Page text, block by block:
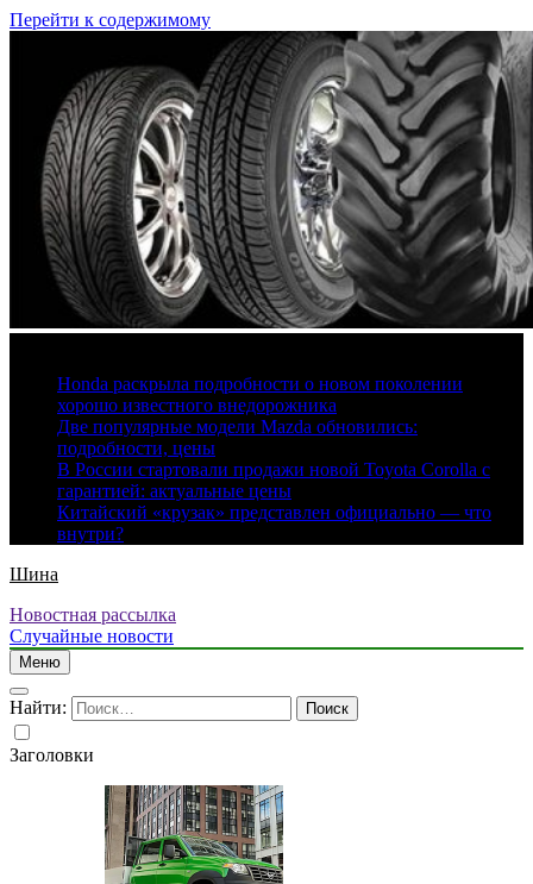
Перейти к содержимому
Honda раскрыла подробности о новом поколении
хорошо известного внедорожника
Две популярные модели Mazda обновились:
подробности, цены
В России стартовали продажи новой Toyota Corolla с
гарантией: актуальные цены
Китайский «крузак» представлен официально — что
внутри?
Шина
Новостная рассылка
Случайные новости
Меню
Найти:
Заголовки